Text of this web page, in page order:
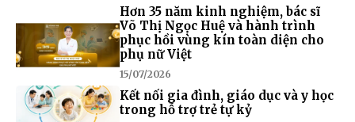
Hơn 35 năm kinh nghiệm, bác sĩ
Võ Thị Ngọc Huệ và hành trình
phục hồi vùng kín toàn diện cho
phụ nữ Việt
15/07/2026
Kết nối gia đình, giáo dục và y học
trong hỗ trợ trẻ tự kỷ